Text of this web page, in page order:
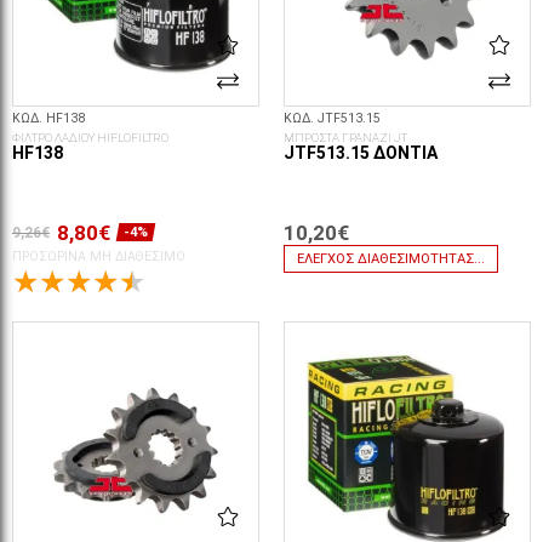
ΚΩΔ. HF138
ΦΙΛΤΡΟ ΛΑΔΙΟΥ HIFLOFILTRO
HF138
9,26€ 8,80€
-4%
ΠΡΟΣΩΡΙΝΆ ΜΗ ΔΙΑΘΈΣΙΜΟ
ΚΩΔ. JTF513.15
ΜΠΡΟΣΤΑ ΓΡΑΝΑΖΙ JT
JTF513.15 ΔΌΝΤΙΑ
10,20€
ΈΛΕΓΧΟΣ ΔΙΑΘΕΣΙΜΌΤΗΤΑΣ...